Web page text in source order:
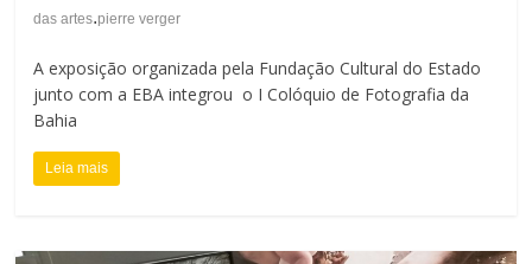
das artes.pierre verger
A exposição organizada pela Fundação Cultural do Estado
junto com a EBA integrou o I Colóquio de Fotografia da
Bahia
Leia mais